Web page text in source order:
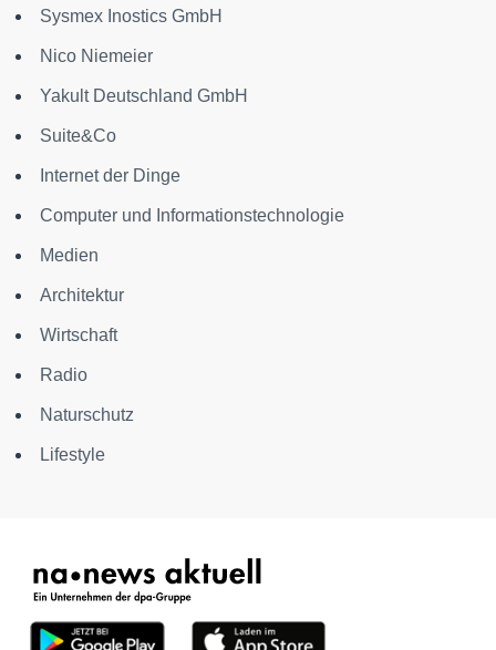
Sysmex Inostics GmbH
Nico Niemeier
Yakult Deutschland GmbH
Suite&Co
Internet der Dinge
Computer und Informationstechnologie
Medien
Architektur
Wirtschaft
Radio
Naturschutz
Lifestyle